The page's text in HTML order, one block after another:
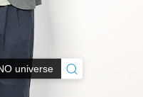
universe